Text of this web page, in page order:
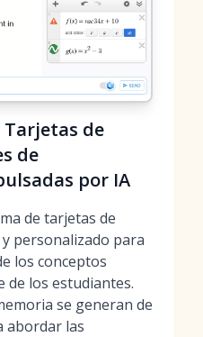
Tarjetas de
de
por IA
de tarjetas de
personalizado para
los conceptos
de los estudiantes.
se generan de
abordar las